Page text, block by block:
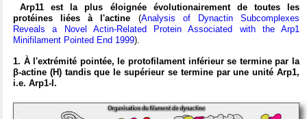
Arp11 est la plus éloignée évolutionairement de toutes les
protéines liées à l'actine (Analysis of Dynactin Subcomplexes
Reveals a Novel Actin-Related Protein Associated with the Arp1
Minifilament Pointed End 1999).
1. À l'extrémité pointée, le protofilament inférieur se termine par la
β-actine (H) tandis que le supérieur se termine par une unité Arp1,
i.e. Arp1-I.